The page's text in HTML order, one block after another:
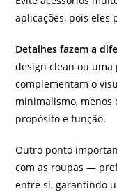
aplicações, pois eles
Detalhes fazem a
design clean ou
complementam o
minimalismo, menos
propósito e função.
Outro ponto
com as roupas —
entre si, garantindo